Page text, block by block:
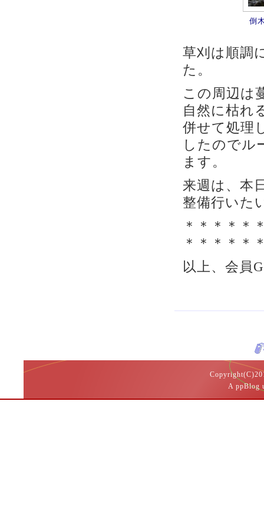
倒
草刈は順調
た。
この周辺は
自然に枯れ
併せて処理
したのでル
ます。
来週は、本
整備行いた
＊＊＊＊＊
＊＊＊＊＊
以上、会員
A ppBlog